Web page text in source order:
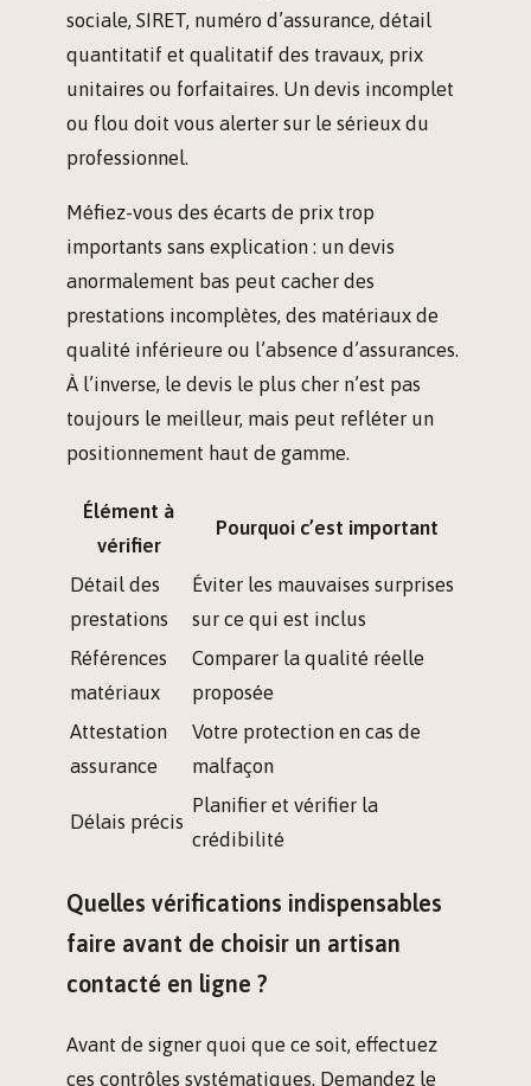
sociale, SIRET, numéro d’assurance, détail
quantitatif et qualitatif des travaux, prix
unitaires ou forfaitaires. Un devis incomplet
ou flou doit vous alerter sur le sérieux du
professionnel.
Méfiez-vous des écarts de prix trop
importants sans explication : un devis
anormalement bas peut cacher des
prestations incomplètes, des matériaux de
qualité inférieure ou l’absence d’assurances.
À l’inverse, le devis le plus cher n’est pas
toujours le meilleur, mais peut refléter un
positionnement haut de gamme.
Élément à
vérifier
Pourquoi c’est important
Détail des
prestations
Éviter les mauvaises surprises
sur ce qui est inclus
Références
matériaux
Comparer la qualité réelle
proposée
Attestation
assurance
Votre protection en cas de
malfaçon
Délais précis
Planifier et vérifier la
crédibilité
Quelles vérifications indispensables
faire avant de choisir un artisan
contacté en ligne ?
Avant de signer quoi que ce soit, effectuez
ces contrôles systématiques. Demandez le